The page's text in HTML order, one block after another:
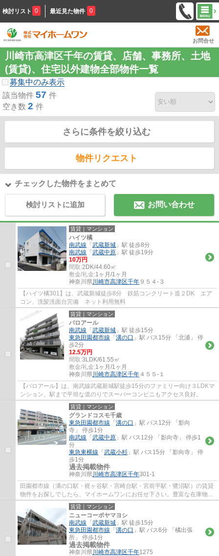
検討リスト 0 最近見た物件 0
お問合せ
川崎市高津区千年の賃貸、店舗、事務所、土地
(賃貸)、住宅以外建物全部物件一覧
募集中のみ表示
該当物件 57 件
空き数 2 件
さらに条件を絞り込む
物件リクエスト
チェックした物件をまとめて
検討リストに追加 お問い合わせ
賃貸｜マンション
ハイツ橘
南武線 「 武蔵新城 」駅 徒歩8分
南武線 「 武蔵中原 」駅 徒歩19分
10万円
間取:2DK/44.60㎡
敷金/礼金:1ヶ月/1ヶ月
神奈川県川崎市高津区千年 ９５４-３
【ハイツ橘301】は、武蔵新城徒歩8分 鉄筋コンクリート造２DK エア
コン、洗髪洗面台完備 ネット利用無料
賃貸｜マンション
バロアール
南武線 「 武蔵新城 」駅 徒歩15分
東急田園都市線 「 溝の口 」駅 バス15分 「北浦」 停
歩2分
12.5万円
間取:3LDK/61.55㎡
敷金/礼金:1ヶ月/1ヶ月
神奈川県川崎市高津区千年 ４５５-１
【バロアール】は、南武線武蔵新城駅徒歩15分のファミリー向け３LDKマ
ンション。駅まで平坦な道のりでスーパーコンビニもアクセス良好。
賃貸｜マンション
グランドコスモ千歳
東急田園都市線 「 溝の口 」駅 バス12分 「影向
寺」 停歩1分
南武線 「 武蔵中原 」駅 バス12分 「影向寺」 停歩1
分
東急東横線 「 武蔵小杉 」駅 バス15分 「影向寺」 停
歩1分
過去掲載物件
神奈川県川崎市高津区千年301-1
田園都市線（溝の口駅・梶ヶ谷駅・宮崎台駅・宮前平駅・鷺沼駅）の賃貸
物件をお探しでしたら、マイホームワンにお任せ下さい。豊富な在庫物件
から、お客様のご要望に合うお部屋をご提...
賃貸｜マンション
ニューコーポヤマヨシ
南武線 「 武蔵新城 」駅 徒歩15分
東急田園都市線 「 溝の口 」駅 バス6分 「橘出張
所」 停歩1分
過去掲載物件
神奈川県川崎市高津区千年1275